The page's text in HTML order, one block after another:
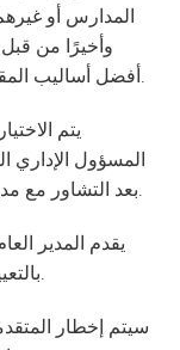
المدارس أو
وأخيرًا من
أفضل أساليب المقابلة المتاحة عند إجراء عملية المقابلة.
المسؤول الإداري
بعد التشاور مع مدير المدرسة أو المدير التنفيذي المعني.
بالتعيينات إلى مجلس إدارة المدرسة.